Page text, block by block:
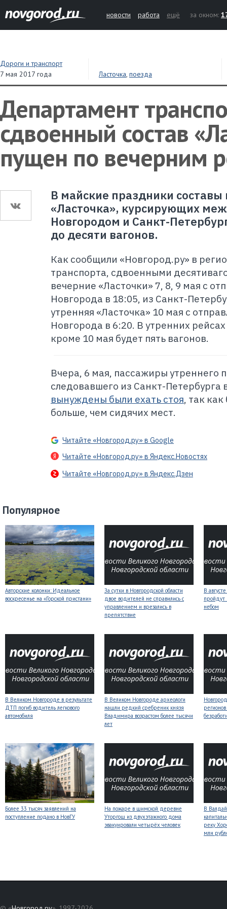
новости работа ещё за окном:
Дороги и транспорт
7 мая 2017 года
Ласточка, поезда
Департамент
сдвоенный состав
пущен по вечерним
В майские праздники
«Ласточка», курсирующих
Новгородом и Санкт-
до десяти вагонов.
Как сообщили «Новгород.ру» в
транспорта, сдвоенными
вечерние «Ласточки» 7, 8, 9 мая с
Новгорода в 18:05, из Санкт-
утренняя «Ласточка» 10 мая с
Новгорода в 6:20. В утренних
кроме 10 мая будет пять вагонов.
Вчера, 6 мая, пассажиры утреннего
следовавшего из Санкт-Петербурга
вынуждены были ехать стоя, так
больше, чем сидячих мест.
Читайте «Новгород.ру» в Google
Читайте «Новгород.ру» в Яндекс.Новостях
Читайте «Новгород.ру» в Яндекс.Дзен
Популярное
Авторские колонки: Идеальное
воскресенье на «Горской пристани»
За сутки в Новгородской области
двое водителей не справились с
управлением и врезались в
препятствие
В
небом
В Великом Новгороде в результате
ДТП погиб водитель легкового
автомобиля
В Великом Новгороде археологи
нашли редкий сребреник князя
Владимира возрастом более тысячи
лет
Более 33 тысяч заявлений на
поступление подано в НовГУ
На пожаре в шимской деревне
Уторгош из двухэтажного дома
эвакуировали четырёх человек
В
реку
млн